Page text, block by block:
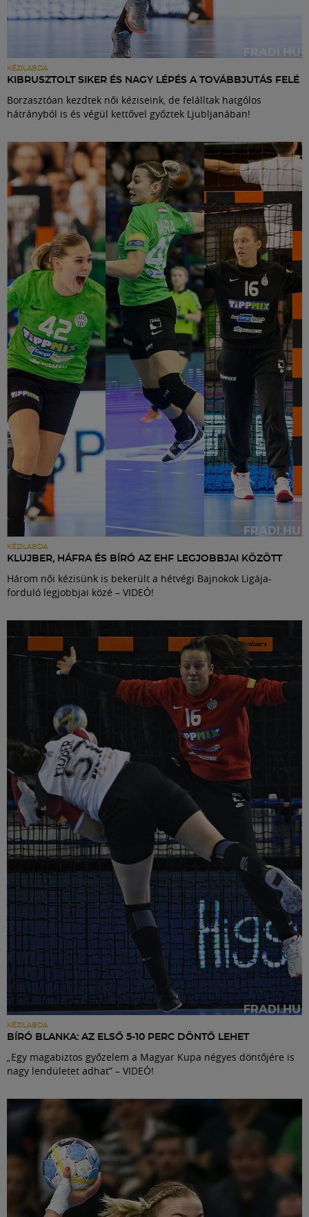
KÉZILABDA
KIBRUSZTOLT SIKER ÉS NAGY LÉPÉS A TOVÁBBJUTÁS FELÉ
Borzasztóan kezdtek női kéziseink, de felálltak hatgólos
hátrányból is és végül kettővel győztek Ljubljanában!
KÉZILABDA
KLUJBER, HÁFRA ÉS BÍRÓ AZ EHF LEGJOBBJAI KÖZÖTT
Három női kézisünk is bekerült a hétvégi Bajnokok Ligája-
forduló legjobbjai közé – VIDEÓ!
KÉZILABDA
BÍRÓ BLANKA: AZ ELSŐ 5-10 PERC DÖNTŐ LEHET
„Egy magabiztos győzelem a Magyar Kupa négyes döntőjére is
nagy lendületet adhat” – VIDEÓ!